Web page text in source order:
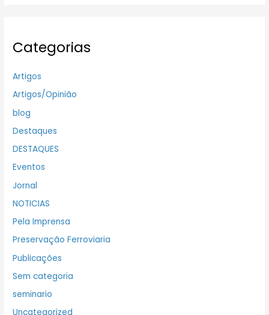
Categorias
Artigos
Artigos/Opinião
blog
Destaques
DESTAQUES
Eventos
Jornal
NOTICIAS
Pela Imprensa
Preservação Ferroviaria
Publicações
Sem categoria
seminario
Uncategorized